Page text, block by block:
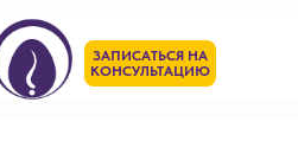
ЗАПИСАТЬСЯ НА
КОНСУЛЬТАЦИЮ